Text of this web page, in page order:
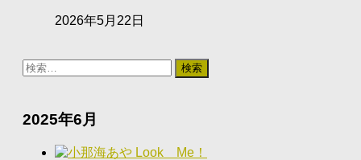
2026年5月22日
検
2025年6月